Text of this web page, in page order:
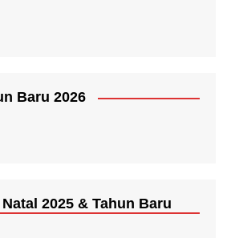
Baru 2026
2025 & Tahun Baru